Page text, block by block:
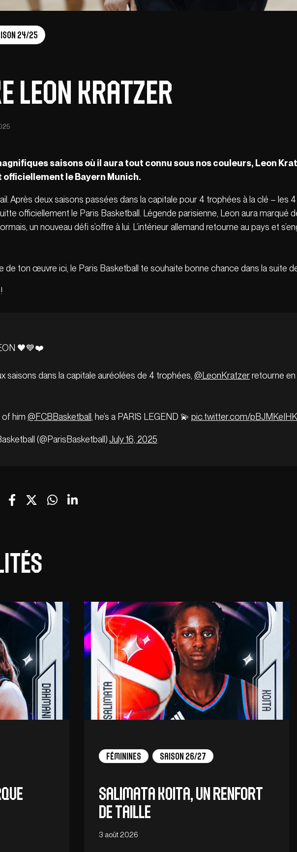
24/25
Leon Kratzer
saisons où il aura tout connu sous nos couleurs, Leon
le Bayern Munich.
Après deux saisons passées dans la capitale pour 4 trophées à la clé – les
officiellement le Paris Basketball. Légende parisienne, Leon aura marqué
un nouveau défi s’offre à lui. L’intérieur allemand retourne au pays et
de ton œuvre ici, le Paris Basketball te souhaite bonne chance dans la suite
🖤💙❤️
saisons dans la capitale auréolées de 4 trophées, @LeonKratzerretourne en
of him @FCBBasketball , he’s a PARIS LEGEND 💫 pic.twitter.com/
(@ParisBasketball)July 16, 2025
Féminines Saison 26/27
Salimata Koita, un renfort
de taille
3 août 2026